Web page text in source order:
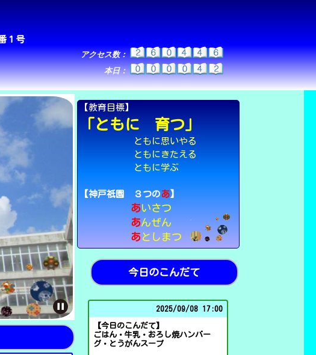
１号
アクセス数：
本日：
【教育目標】
「ともに 育つ」
ともに思いやる
ともにきたえる
ともに学ぶ
【神戸祇園 ３つのあ】
あいさつ
あんぜん
あとしまつ
今日のこんだて
2025/09/08 17:00
【今日のこんだて】
ごはん・牛乳・おろし焼ハンバー
グ・とうがんスープ